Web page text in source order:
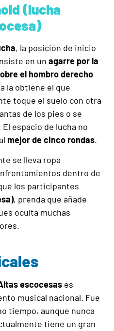
(lucha
, la posición de inicio
en un agarre por la
el hombro derecho
la obtiene el que
toque el suelo con otra
de los pies o se
espacio de lucha no
mejor de cinco rondas.
se lleva ropa
dentro de
los participantes
, prenda que añade
oculta muchas
escocesas es
musical nacional. Fue
tiempo, aunque nunca
tiene un gran